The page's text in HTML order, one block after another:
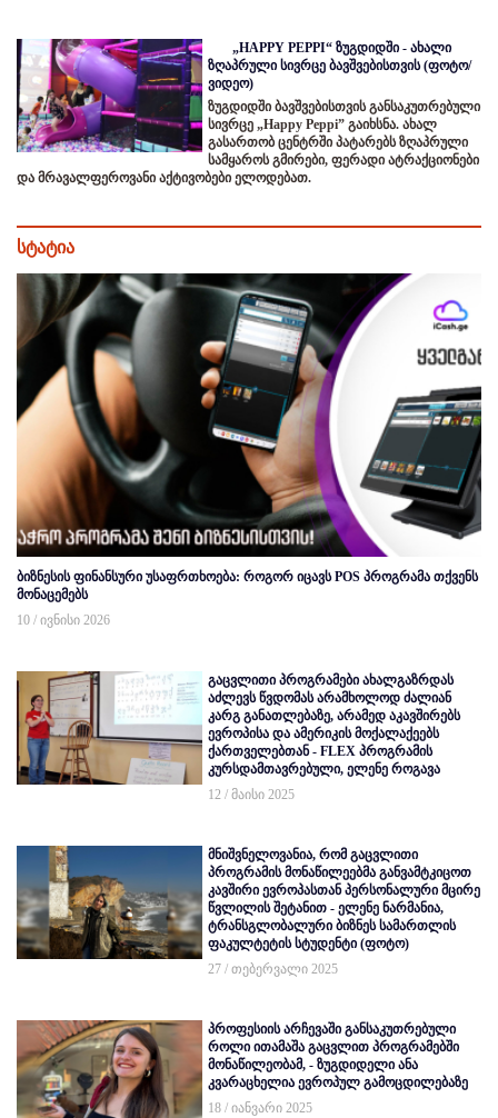
„HAPPY PEPPI“ ზუგდიდში - ახალი
ზღაპრული სივრცე ბავშვებისთვის (ფოტო/
ვიდეო)
ზუგდიდში ბავშვებისთვის განსაკუთრებული
სივრცე „Happy Peppi” გაიხსნა. ახალ
გასართობ ცენტრში პატარებს ზღაპრული
სამყაროს გმირები, ფერადი ატრაქციონები
და მრავალფეროვანი აქტივობები ელოდებათ.
სტატია
ბიზნესის ფინანსური უსაფრთხოება: როგორ იცავს POS პროგრამა თქვენს
მონაცემებს
10 / ივნისი 2026
გაცვლითი პროგრამები ახალგაზრდას
აძლევს წვდომას არამხოლოდ ძალიან
კარგ განათლებაზე, არამედ აკავშირებს
ევროპისა და ამერიკის მოქალაქეებს
ქართველებთან - FLEX პროგრამის
კურსდამთავრებული, ელენე როგავა
12 / მაისი 2025
მნიშვნელოვანია, რომ გაცვლითი
პროგრამის მონაწილეებმა განვამტკიცოთ
კავშირი ევროპასთან პერსონალური მცირე
წვლილის შეტანით - ელენე ნარმანია,
ტრანსგლობალური ბიზნეს სამართლის
ფაკულტეტის სტუდენტი (ფოტო)
27 / თებერვალი 2025
პროფესიის არჩევაში განსაკუთრებული
როლი ითამაშა გაცვლით პროგრამებში
მონაწილეობამ, - ზუგდიდელი ანა
კვარაცხელია ევროპულ გამოცდილებაზე
18 / იანვარი 2025